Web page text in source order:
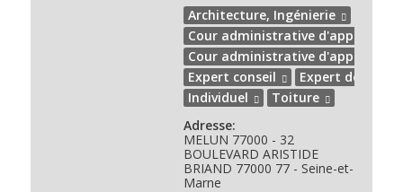
Architecture, Ingénierie
Cour administrative d'appel de
Cour administrative d'appel de
Expert conseil
Expert de
Individuel
Toiture
Adresse:
MELUN 77000 - 32
BOULEVARD ARISTIDE
BRIAND 77000 77 - Seine-et-
Marne